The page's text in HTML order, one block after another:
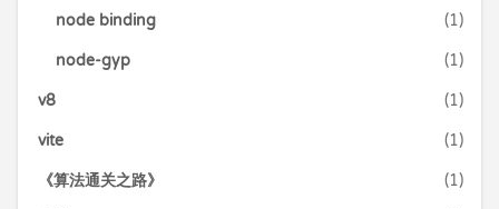
node binding (1)
node-gyp (1)
v8 (1)
vite (1)
《算法通关之路》 (1)